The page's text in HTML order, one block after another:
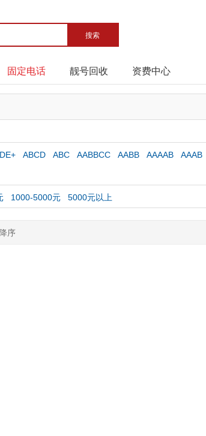
固定电话 靓号回收 资费中心
ABCD ABC AABBCC AABB AAAAB AAAB
1000-5000元 5000元以上
序